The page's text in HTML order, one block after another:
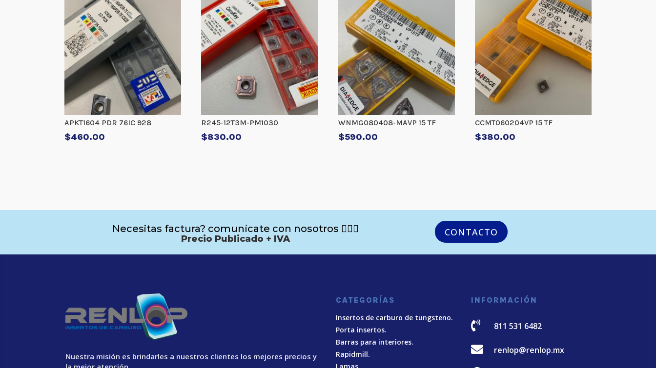
APKT1604 PDR 76IC 928
$460.00
R245-12T3M-PM1030
$830.00
WNMG080408-MAVP 15 TF
$590.00
CCMT060204VP 15 TF
$380.00
Necesitas factura? comunícate con nosotros 🙋🏻‍♂️
Precio Publicado + IVA
CONTACTO
Nuestra misión es brindarles a nuestros clientes los mejores precios y
CATEGORÍAS
Insertos de carburo de tungsteno.
Porta insertos.
Barras para interiores.
Rapidmill.
INFORMACIÓN
 811 531 6482
 renlop@renlop.mx